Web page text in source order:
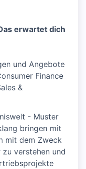
erwartet dich
und Angebote
Finance
&
- Muster
bringen mit
mit dem Zweck
zu verstehen und